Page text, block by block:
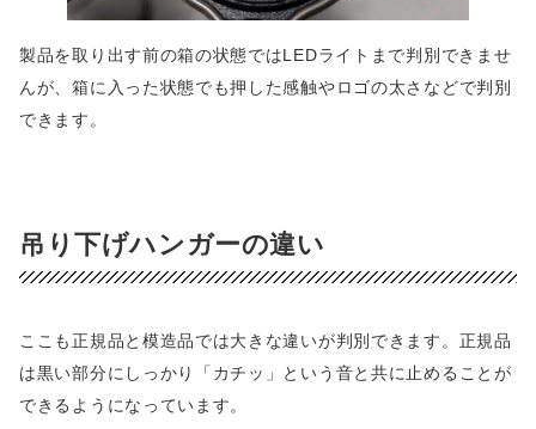
製品を取り出す前の箱の状態ではLEDライトまで判別できませ
んが、箱に入った状態でも押した感触やロゴの太さなどで判別
できます。
吊り下げハンガーの違い
ここも正規品と模造品では大きな違いが判別できます。正規品
は黒い部分にしっかり「カチッ」という音と共に止めることが
できるようになっています。